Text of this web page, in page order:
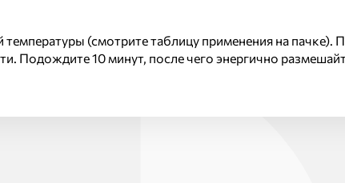
(смотрите таблицу применения на
Подождите 10 минут, после чего энергично